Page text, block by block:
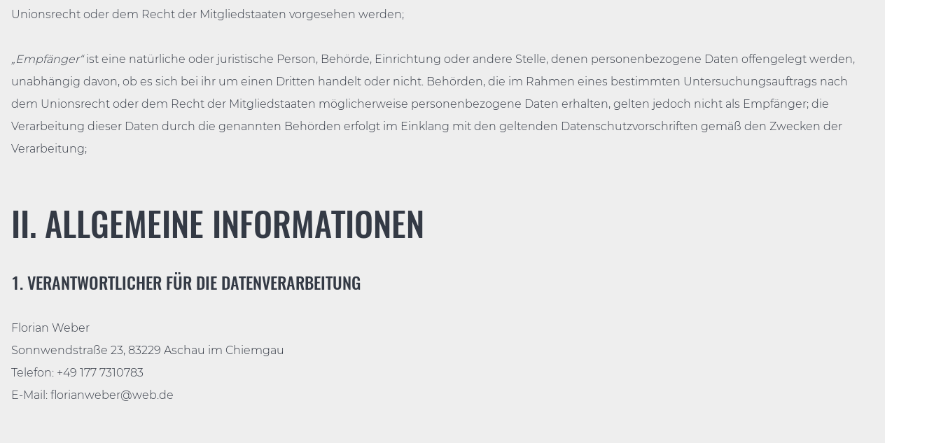
Unionsrecht oder dem Recht der Mitgliedstaaten vorgesehen werden;
„Empfänger“ist eine natürliche oder juristische Person, Behörde, Einrichtung oder andere Stelle, denen personenbezogene Daten offengelegt werden,
unabhängig davon, ob es sich bei ihr um einen Dritten handelt oder nicht. Behörden, die im Rahmen eines bestimmten Untersuchungsauftrags nach
dem Unionsrecht oder dem Recht der Mitgliedstaaten möglicherweise personenbezogene Daten erhalten, gelten jedoch nicht als Empfänger; die
Verarbeitung dieser Daten durch die genannten Behörden erfolgt im Einklang mit den geltenden Datenschutzvorschriften gemäß den Zwecken der
Verarbeitung;
II. ALLGEMEINE INFORMATIONEN
1. VERANTWORTLICHER FÜR DIE DATENVERARBEITUNG
Florian Weber
Sonnwendstraße 23, 83229 Aschau im Chiemgau
Telefon: +49 177 7310783
E-Mail: florianweber@web.de